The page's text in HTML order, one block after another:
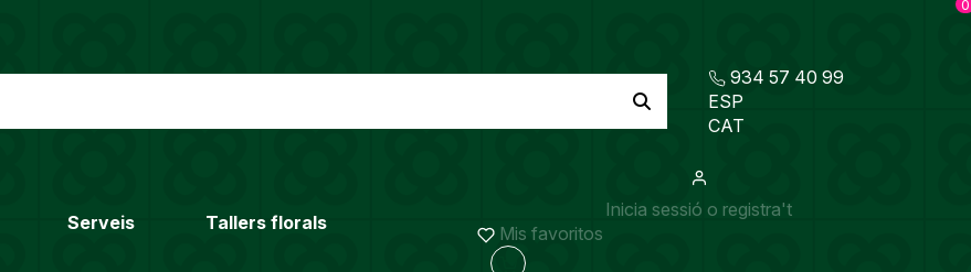
934 57 40 99
ESP
CAT
Serveis Tallers florals
Inicia sessió o registra't
Mis favoritos
0